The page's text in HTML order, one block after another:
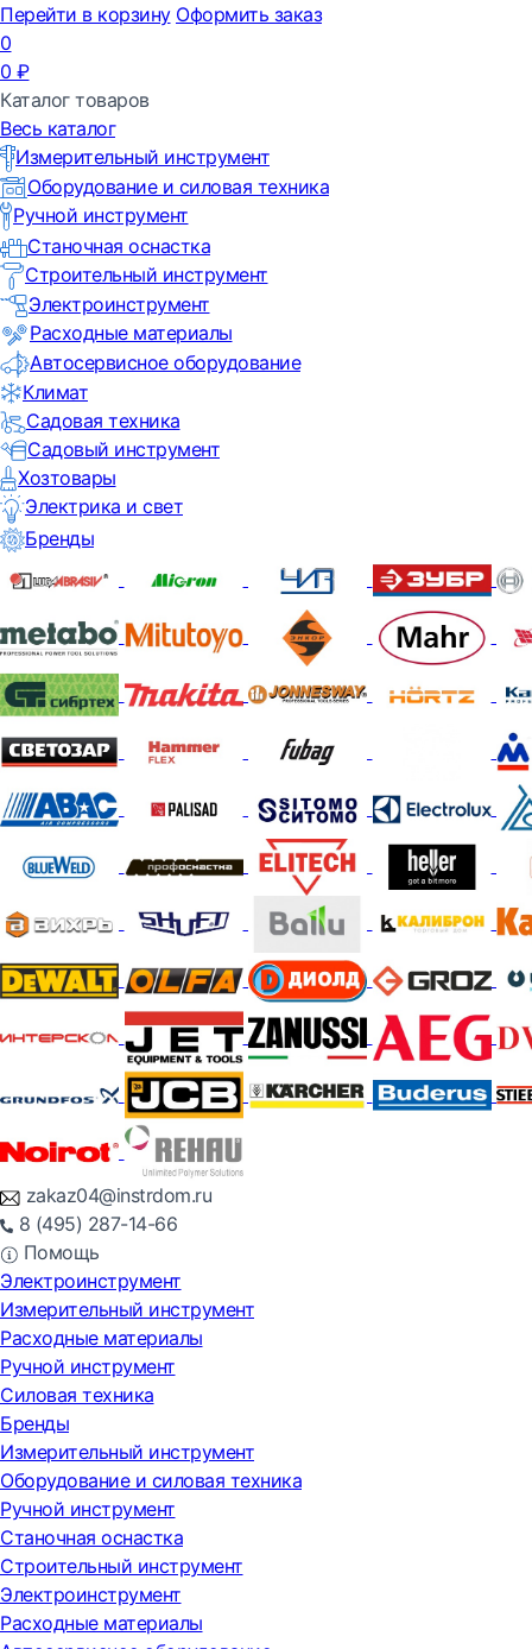
Перейти в корзину Оформить заказ
0
0 ₽
Каталог товаров
Весь каталог
Измерительный инструмент
Оборудование и силовая техника
Ручной инструмент
Станочная оснастка
Строительный инструмент
Электроинструмент
Расходные материалы
Автосервисное оборудование
Климат
Садовая техника
Садовый инструмент
Хозтовары
Электрика и свет
Бренды
zakaz04@instrdom.ru
8 (495) 287-14-66
Помощь
Электроинструмент
Измерительный инструмент
Расходные материалы
Ручной инструмент
Силовая техника
Бренды
Измерительный инструмент
Оборудование и силовая техника
Ручной инструмент
Станочная оснастка
Строительный инструмент
Электроинструмент
Расходные материалы